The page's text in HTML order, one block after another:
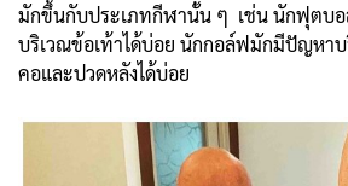
มักขึ้นกับประเภทกีฬานั้น ๆ เช่น นักฟุตบอ
บริเวณข้อเท้าได้บ่อย นักกอล์ฟมักมีปัญหา
คอและปวดหลังได้บ่อย